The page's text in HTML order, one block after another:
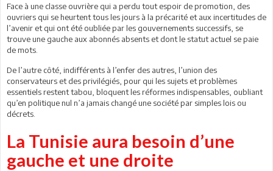
Face à une classe ouvrière qui a perdu tout espoir de promotion, des
ouvriers qui se heurtent tous les jours à la précarité et aux incertitudes de
l’avenir et qui ont été oubliée par les gouvernements successifs, se
trouve une gauche aux abonnés absents et dont le statut actuel se paie
de mots.
De l’autre côté, indifférents à l’enfer des autres, l’union des
conservateurs et des privilégiés, pour qui les sujets et problèmes
essentiels restent tabou, bloquent les réformes indispensables, oubliant
qu’en politique nul n’a jamais changé une société par simples lois ou
décrets.
La Tunisie aura besoin d’une
gauche et une droite